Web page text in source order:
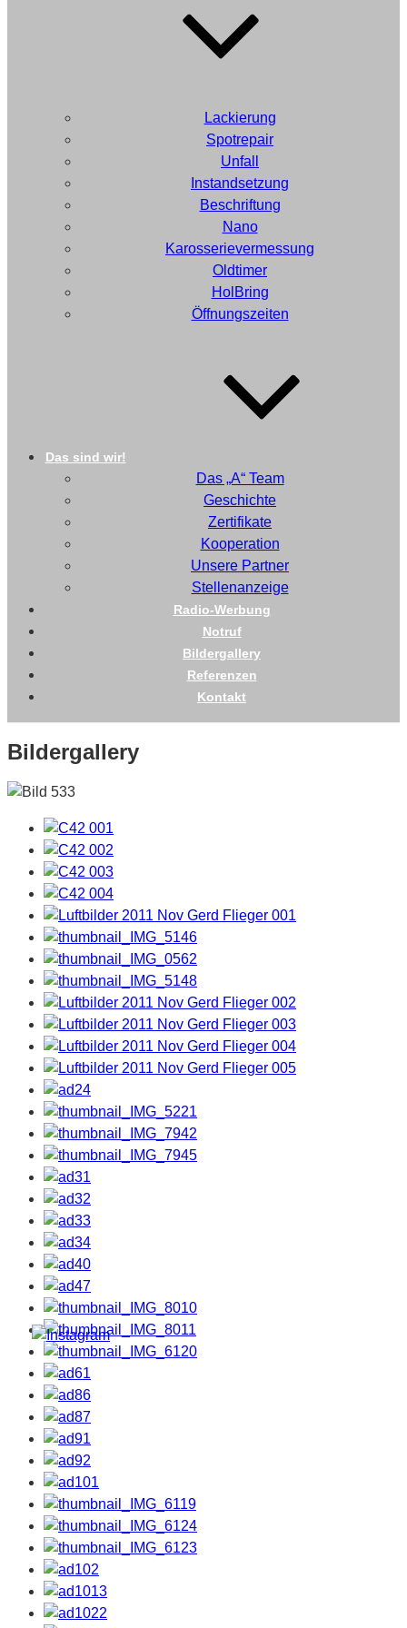
Lackierung
Spotrepair
Unfall
Instandsetzung
Beschriftung
Nano
Karosserievermessung
Oldtimer
HolBring
Öffnungszeiten
Das sind wir!
Das „A“ Team
Geschichte
Zertifikate
Kooperation
Unsere Partner
Stellenanzeige
Radio-Werbung
Notruf
Bildergallery
Referenzen
Kontakt
Bildergallery